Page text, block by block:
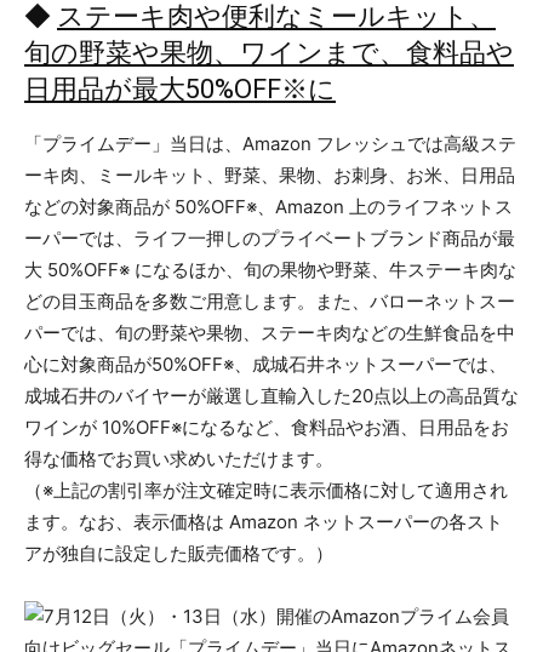
◆ ステーキ肉や便利なミールキット、
旬の野菜や果物、ワインまで、食料品や
日用品が最大50%OFF※に
「プライムデー」当日は、Amazon フレッシュでは高級ステ
ーキ肉、ミールキット、野菜、果物、お刺身、お米、日用品
などの対象商品が 50%OFF※、Amazon 上のライフネットス
ーパーでは、ライフ一押しのプライベートブランド商品が最
大 50%OFF※ になるほか、旬の果物や野菜、牛ステーキ肉な
どの目玉商品を多数ご用意します。また、バローネットスー
パーでは、旬の野菜や果物、ステーキ肉などの生鮮食品を中
心に対象商品が50%OFF※、成城石井ネットスーパーでは、
成城石井のバイヤーが厳選し直輸入した20点以上の高品質な
ワインが 10%OFF※になるなど、食料品やお酒、日用品をお
得な価格でお買い求めいただけます。
（※上記の割引率が注文確定時に表示価格に対して適用され
ます。なお、表示価格は Amazon ネットスーパーの各スト
アが独自に設定した販売価格です。）